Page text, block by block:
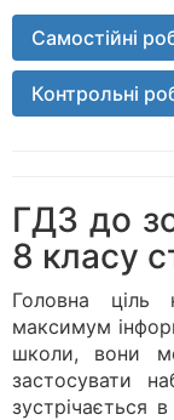
Самостійні
Контрольні
ГДЗ до
8 класу
Головна ціль
максимум
школи, вони
застосувати
зустрічається